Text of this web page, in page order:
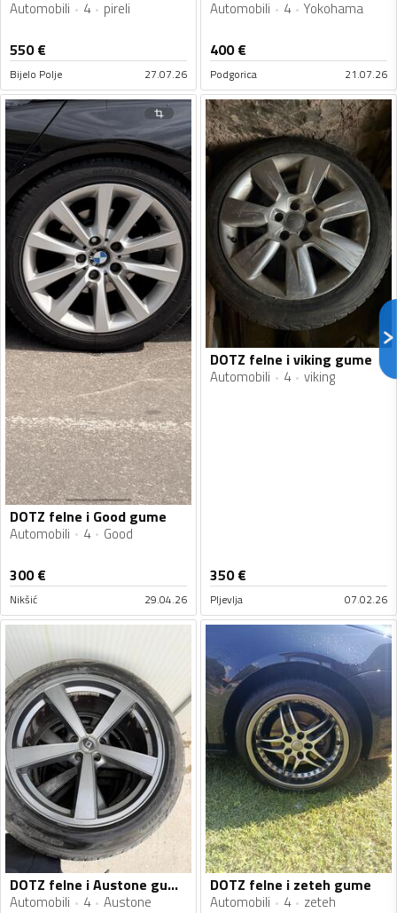
Automobili 4 pireli
550€
Bijelo Polje 27.07.26
Automobili 4 Yokohama
400€
Podgorica 21.07.26
DOTZ felne i Good gume
Automobili 4 Good
300€
Nikšić 29.04.26
DOTZ felne i viking gume
Automobili 4 viking
350€
Pljevlja 07.02.26
DOTZ felne i Austone gume
Automobili 4 Austone
DOTZ felne i zeteh gume
Automobili 4 zeteh